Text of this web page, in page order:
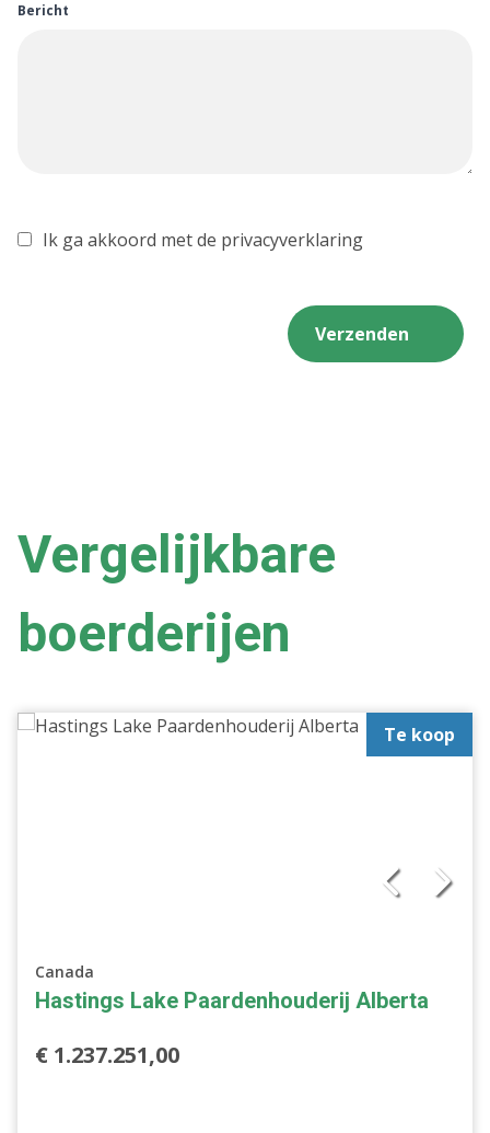
Bericht
Ik ga akkoord met de privacyverklaring
Verzenden
Vergelijkbare
boerderijen
Te koop
Canada
Hastings Lake Paardenhouderij Alberta
€ 1.237.251,00